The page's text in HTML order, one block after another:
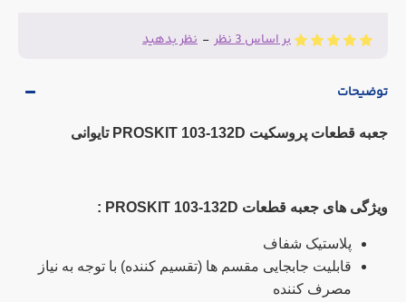
بر اساس 3 نظر - نظر بدهید
توضیحات
جعبه قطعات پروسکیت PROSKIT 103-132D تایوانی
ویژگی های جعبه قطعات PROSKIT 103-132D :
پلاستیک شفاف
قابلیت جابجایی مقسم ها (تقسیم کننده) با توجه به نیاز
مصرف کننده